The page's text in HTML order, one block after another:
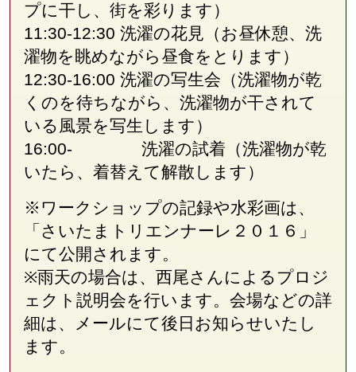
プに干し、街を彩ります）
11:30-12:30 洗濯の花見（お昼休憩、洗
濯物を眺めながら昼食をとります）
12:30-16:00 洗濯の写生会（洗濯物が乾
くのを待ちながら、洗濯物が干されて
いる風景を写生します）
16:00- 洗濯の試着（洗濯物が乾
いたら、着替えて解散します）
※ワークショップの記録や水彩画は、
「さいたまトリエンナーレ２０１６」
にて公開されます。
※雨天の場合は、西尾さんによるプロジ
ェクト説明会を行います。会場などの詳
細は、メールにて後日お知らせいたし
ます。